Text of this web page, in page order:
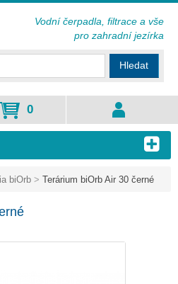
biOrb > Terárium biOrb Air 30 černé
Hledat
0
Vodní čerpadla, filtrace a vše
pro zahradní jezírka